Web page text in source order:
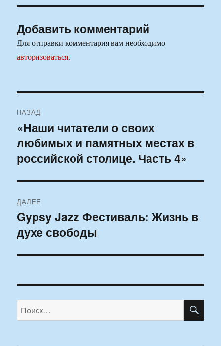
Добавить комментарий
Для отправки комментария вам необходимо
авторизоваться.
по
записям
НАЗАД
Предыдущая
запись:
«Наши читатели о своих
любимых и памятных местах в
российской столице. Часть 4»
ДАЛЕЕ
Следующая
запись:
Gypsy Jazz Фестиваль: Жизнь в
духе свободы
Искать: